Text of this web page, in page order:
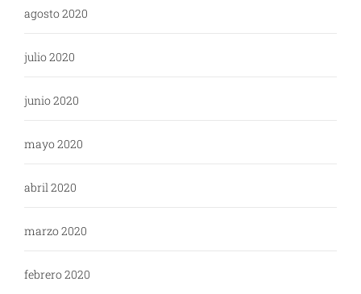
agosto 2020
julio 2020
junio 2020
mayo 2020
abril 2020
marzo 2020
febrero 2020